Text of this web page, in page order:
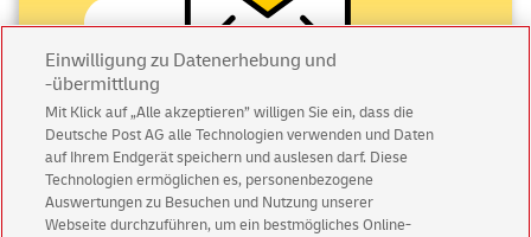
Abonnieren Sie unseren Newsletter
Immer informiert über exklusive Angebote und
Aktionen - jetzt mit Vorteil
Einwilligung zu Datenerhebung und
-übermittlung
Mit Klick auf „Alle akzeptieren” willigen Sie ein, dass die
Deutsche Post AG alle Technologien verwenden und Daten
auf Ihrem Endgerät speichern und auslesen darf. Diese
Technologien ermöglichen es, personenbezogene
Auswertungen zu Besuchen und Nutzung unserer
Webseite durchzuführen, um ein bestmögliches Online-